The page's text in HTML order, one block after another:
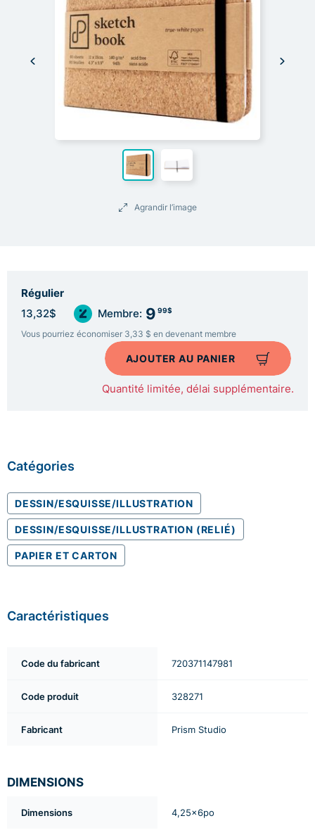
Agrandir l’image
Régulier
13,32$ Membre: 9 99$
Vous pourriez économiser 3,33 $ en devenant membre
AJOUTER AU PANIER
Quantité limitée, délai supplémentaire.
Catégories
DESSIN/ESQUISSE/ILLUSTRATION
DESSIN/ESQUISSE/ILLUSTRATION (RELIÉ)
PAPIER ET CARTON
Caractéristiques
Code du fabricant 720371147981
Code produit 328271
Fabricant Prism Studio
DIMENSIONS
Dimensions 4,25x6po